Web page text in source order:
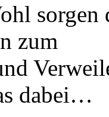
zum
dabei…